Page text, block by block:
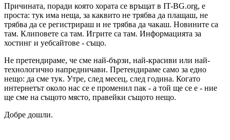
Причината, поради която хората се връщат в IT-BG.org, е
проста: тук има неща, за каквито не трябва да плащаш, не
трябва да се регистрираш и не трябва да чакаш. Новините са
там. Клиповете са там. Игрите са там. Информацията за
хостинг и уебсайтове - също.
Не претендираме, че сме най-бързи, най-красиви или най-
технологично напредничави. Претендираме само за едно
нещо: да сме тук. Утре, след месец, след година. Когато
интернетът около нас се е променил пак - а той ще се е - ние
ще сме на същото място, правейки същото нещо.
Добре дошли.